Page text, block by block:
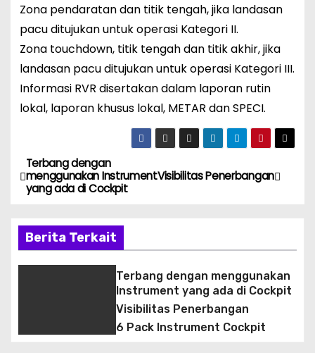
Zona pendaratan dan titik tengah, jika landasan
pacu ditujukan untuk operasi Kategori II.
Zona touchdown, titik tengah dan titik akhir, jika
landasan pacu ditujukan untuk operasi Kategori III.
Informasi RVR disertakan dalam laporan rutin
lokal, laporan khusus lokal, METAR dan SPECI.
N
a
v
i
Visibilitas Penerbangan
Terbang dengan
menggunakan Instrument
yang ada di Cockpit
Berita Terkait
Terbang dengan menggunakan
Instrument yang ada di Cockpit
Visibilitas Penerbangan
6 Pack Instrument Cockpit